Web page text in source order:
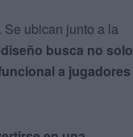
ubican junto a la
busca no solo
a jugadores